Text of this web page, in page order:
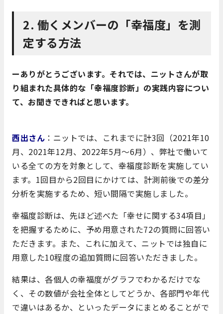
2. 働くメンバーの「幸福度」を測
定する方法
ーありがとうございます。それでは、ニットさんが取
り組まれた具体的な「幸福度診断」の実践内容につい
て、お聞きできればと思います。
西出さん ：ニットでは、これまでに計3回（2021年10
月、2021年12月、2022年5月～6月）、弊社で働いて
いる全ての方を対象として、幸福度診断を実施してい
ます。1回目から2回目にかけては、計測前後での差分
分析を実施するため、短い間隔で実施しました。
幸福度診断は、先ほど述べた「幸せに関する34項目」
を把握するために、予め用意された72の質問に回答い
ただきます。また、これに加えて、ニットでは独自に
用意した10程度の追加質問に回答いただきました。
結果は、各個人の幸福度がグラフでわかるだけでな
く、その数値が会社全体としてどうか、各部門や年代
で違いはあるか、といったデータにまとめることがで